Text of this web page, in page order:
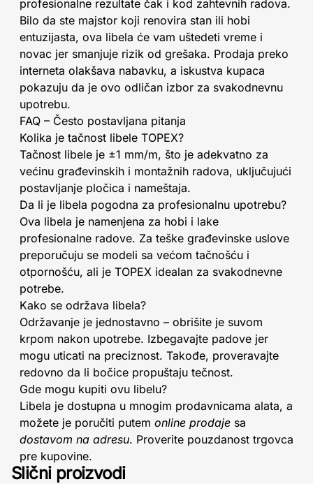
profesionalne rezultate čak i kod zahtevnih radova.
Bilo da ste majstor koji renovira stan ili hobi
entuzijasta, ova libela će vam uštedeti vreme i
novac jer smanjuje rizik od grešaka. Prodaja preko
interneta olakšava nabavku, a iskustva kupaca
pokazuju da je ovo odličan izbor za svakodnevnu
upotrebu.
FAQ – Često postavljana pitanja
Kolika je tačnost libele TOPEX?
Tačnost libele je ±1 mm/m, što je adekvatno za
većinu građevinskih i montažnih radova, uključujući
postavljanje pločica i nameštaja.
Da li je libela pogodna za profesionalnu upotrebu?
Ova libela je namenjena za hobi i lake
profesionalne radove. Za teške građevinske uslove
preporučuju se modeli sa većom tačnošću i
otpornošću, ali je TOPEX idealan za svakodnevne
potrebe.
Kako se održava libela?
Održavanje je jednostavno – obrišite je suvom
krpom nakon upotrebe. Izbegavajte padove jer
mogu uticati na preciznost. Takođe, proveravajte
redovno da li bočice propuštaju tečnost.
Gde mogu kupiti ovu libelu?
Libela je dostupna u mnogim prodavnicama alata, a
možete je poručiti putem online prodaje sa
dostavom na adresu. Proverite pouzdanost trgovca
pre kupovine.
Slični proizvodi